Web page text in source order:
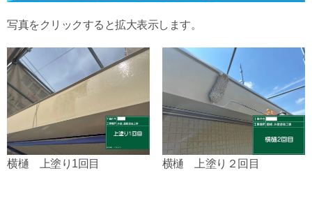
写真をクリックすると拡大表示します。
横樋 上塗り1回目 横樋 上塗り２回目